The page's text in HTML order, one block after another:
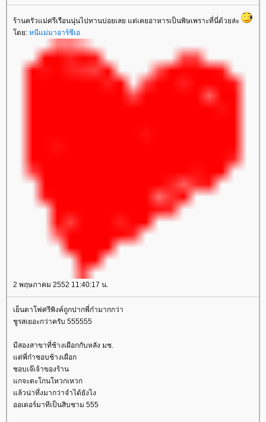
ร้านครัวแม่ศรีเรือนนุ่นไปทานบ่อยเลย แต่เคยอาหารเป็นพิษเพราะที่นี่ด้วยล่ะ
ดย: หนีแม่มาอาร์ซีเอ
2 พฤษภาคม 2552 11:40:17 น.
เย็นตาโฟศรีพิงค์ถูกปากพี่ก๋ามากกว่า
ชูรสเยอะกว่าครับ 555555
มีสองสาขาที่ช้างเผือกกับหลัง มช.
ต่พี่ก๋าชอบช้างเผือก
ชอบเจ๊เจ้าของร้าน
กจะตะโกนโหวกเหวก
ล้วน่าทึ่งมากว่าจำได้ยังไง
ออเดอร์มาทีเป็นสิบชาม 555